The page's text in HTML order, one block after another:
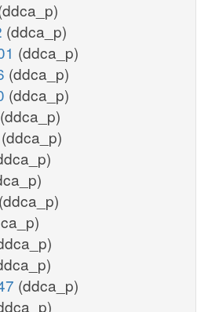
(ddca_p)
(ddca_p)
(ddca_p)
(ddca_p)
(ddca_p)
(ddca_p)
(ddca_p)
(ddca_p)